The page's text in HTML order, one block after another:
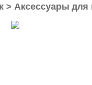
> Аксессуары для